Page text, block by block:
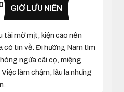
GIỜ LƯU NIÊN
tài mờ mịt, kiện cáo nên
có tin về. Đi hướng Nam tìm
ngừa cãi cọ, miệng
làm chậm, lâu la nhưng